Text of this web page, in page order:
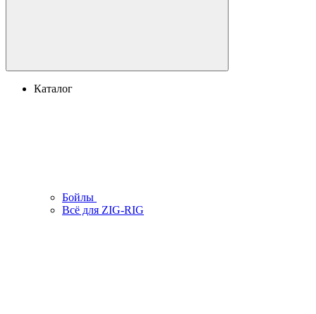
Каталог
Бойлы
Всё для ZIG-RIG